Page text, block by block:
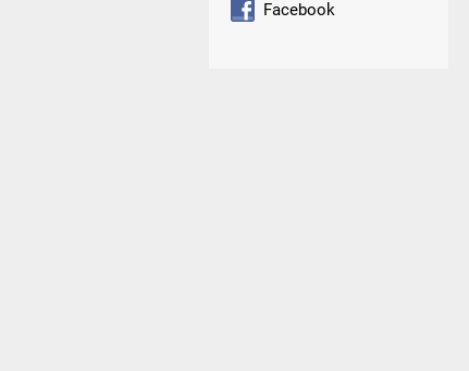
Facebook